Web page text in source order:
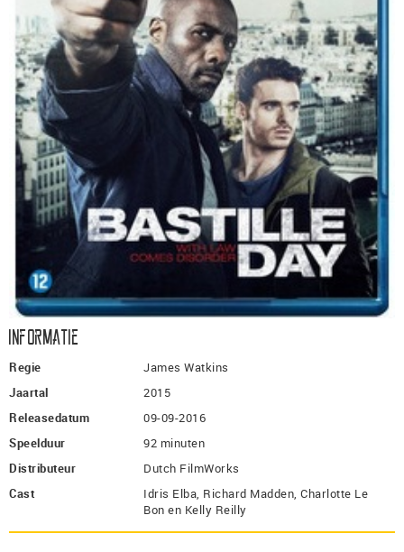
Informatie
Regie
James Watkins
Jaartal
2015
Releasedatum
09-09-2016
Speelduur
92 minuten
Distributeur
Dutch FilmWorks
Cast
Idris Elba, Richard Madden, Charlotte Le
Bon en Kelly Reilly